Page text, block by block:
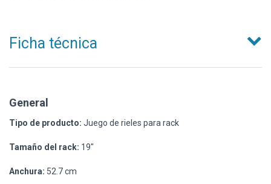
Ficha técnica
General
Tipo de producto: Juego de rieles para rack
Tamaño del rack: 19"
Anchura: 52.7 cm